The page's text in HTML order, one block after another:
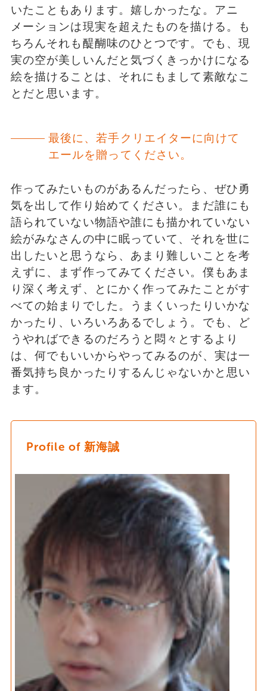
いたこともあります。嬉しかったな。アニ
メーションは現実を超えたものを描ける。も
ちろんそれも醍醐味のひとつです。でも、現
実の空が美しいんだと気づくきっかけになる
絵を描けることは、それにもまして素敵なこ
とだと思います。
最後に、若手クリエイターに向けて
エールを贈ってください。
作ってみたいものがあるんだったら、ぜひ勇
気を出して作り始めてください。まだ誰にも
語られていない物語や誰にも描かれていない
絵がみなさんの中に眠っていて、それを世に
出したいと思うなら、あまり難しいことを考
えずに、まず作ってみてください。僕もあま
り深く考えず、とにかく作ってみたことがす
べての始まりでした。うまくいったりいかな
かったり、いろいろあるでしょう。でも、ど
うやればできるのだろうと悶々とするより
は、何でもいいからやってみるのが、実は一
番気持ち良かったりするんじゃないかと思い
ます。
Profile of 新海誠